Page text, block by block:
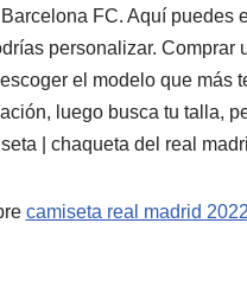
FC. Aquí
personalizar.
el modelo que más
luego busca tu talla,
| chaqueta del real
camiseta real madrid 2022